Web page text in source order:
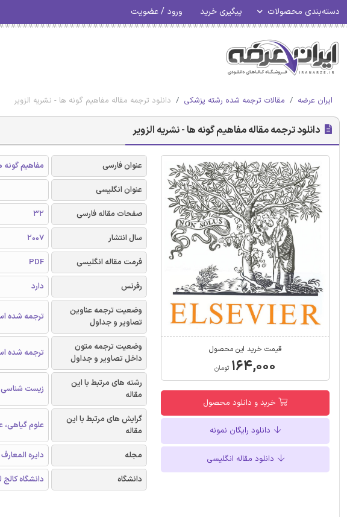
دسته‌بندی محصولات پیگیری خرید ورود / عضویت
ایران عرضه مقالات ترجمه شده رشته پزشکی دانلود ترجمه مقاله مفاهیم گونه ها - نشریه الزویر
دانلود ترجمه مقاله مفاهیم گونه ها - نشریه الزویر
قیمت خرید این محصول
۱۶۴,۰۰۰ تومان
خرید و دانلود محصول
دانلود رایگان نمونه
دانلود مقاله انگلیسی
عنوان فارسی
مفاهیم گونه
عنوان انگلیسی
صفحات مقاله فارسی
32
سال انتشار
2007
فرمت مقاله انگلیسی
PDF
رفرنس
دارد
وضعیت ترجمه عناوین
تصاویر و جداول
ترجمه شده
وضعیت ترجمه متون
داخل تصاویر و جداول
ترجمه شده
رشته های مرتبط با این
مقاله
زیست
گرایش های مرتبط با این
مقاله
علوم گیاهی،
مجله
دایره
دانشگاه
دانشگاه کالج